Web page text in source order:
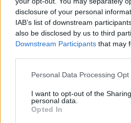
disclosure of your personal
IAB’s list of downstream
also be disclosed by us to third
Downstream Participants that may
Personal Data Processing Opt
I want to opt-out of the
personal data.
Opted In